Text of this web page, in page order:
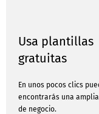
Usa plantillas
gratuitas
En unos pocos clics
encontrarás una
de negocio.